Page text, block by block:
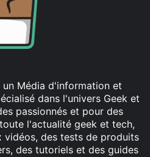
un Média d'information et
dans l'univers Geek et
passionnés et pour des
l'actualité geek et tech,
vidéos, des tests de produits
des tutoriels et des guides